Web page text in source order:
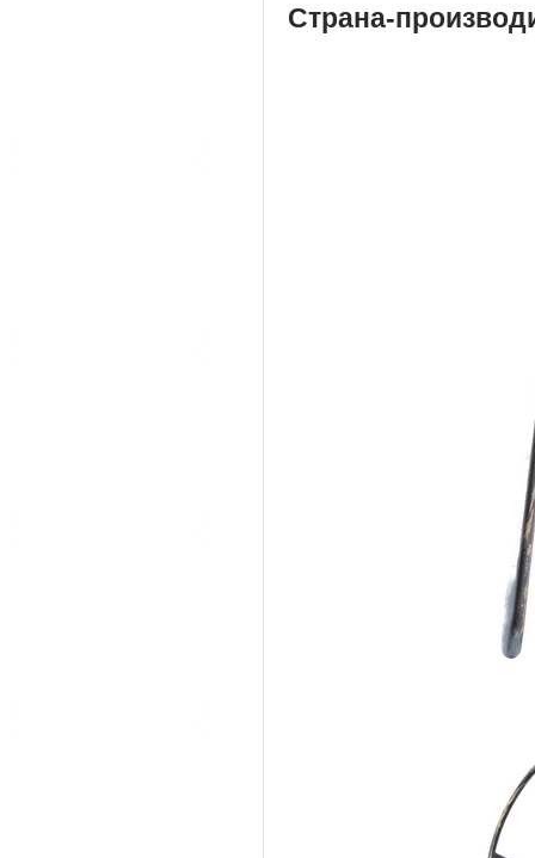
Страна-